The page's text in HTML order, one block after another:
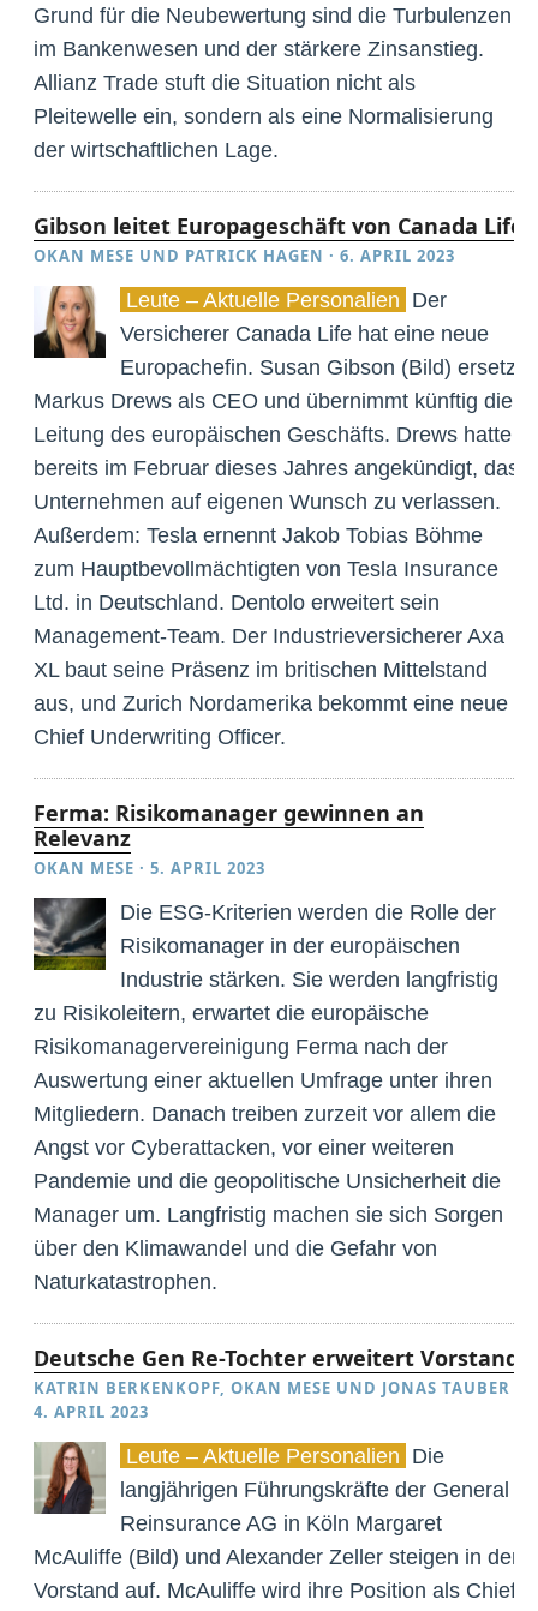
Grund für die Neubewertung sind die Turbulenzen
im Bankenwesen und der stärkere Zinsanstieg.
Allianz Trade stuft die Situation nicht als
Pleitewelle ein, sondern als eine Normalisierung
der wirtschaftlichen Lage.
Gibson leitet Europageschäft von Canada Life
OKAN MESE UND PATRICK HAGEN ·6. APRIL 2023
Leute – Aktuelle Personalien Der
Versicherer Canada Life hat eine neue
Europachefin. Susan Gibson (Bild) ersetzt
Markus Drews als CEO und übernimmt künftig die
Leitung des europäischen Geschäfts. Drews hatte
bereits im Februar dieses Jahres angekündigt, das
Unternehmen auf eigenen Wunsch zu verlassen.
Außerdem: Tesla ernennt Jakob Tobias Böhme
zum Hauptbevollmächtigten von Tesla Insurance
Ltd. in Deutschland. Dentolo erweitert sein
Management-Team. Der Industrieversicherer Axa
XL baut seine Präsenz im britischen Mittelstand
aus, und Zurich Nordamerika bekommt eine neue
Chief Underwriting Officer.
Ferma: Risikomanager gewinnen an
Relevanz
OKAN MESE ·5. APRIL 2023
Die ESG-Kriterien werden die Rolle der
Risikomanager in der europäischen
Industrie stärken. Sie werden langfristig
zu Risikoleitern, erwartet die europäische
Risikomanagervereinigung Ferma nach der
Auswertung einer aktuellen Umfrage unter ihren
Mitgliedern. Danach treiben zurzeit vor allem die
Angst vor Cyberattacken, vor einer weiteren
Pandemie und die geopolitische Unsicherheit die
Manager um. Langfristig machen sie sich Sorgen
über den Klimawandel und die Gefahr von
Naturkatastrophen.
Deutsche Gen Re-Tochter erweitert Vorstand
KATRIN BERKENKOPF ,OKAN MESE UND JONAS TAUBER
4. APRIL 2023
Leute – Aktuelle Personalien Die
langjährigen Führungskräfte der General
Reinsurance AG in Köln Margaret
McAuliffe (Bild) und Alexander Zeller steigen in den
Vorstand auf. McAuliffe wird ihre Position als Chief